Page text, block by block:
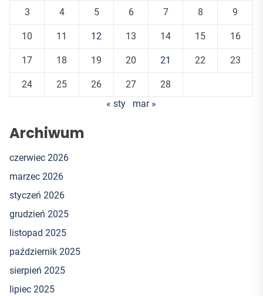
3 4 5 6 7 8 9
10 11 12 13 14 15 16
17 18 19 20 21 22 23
24 25 26 27
28
« sty
mar »
Archiwum
czerwiec 2026
marzec 2026
styczeń 2026
grudzień 2025
listopad 2025
październik 2025
sierpień 2025
lipiec 2025